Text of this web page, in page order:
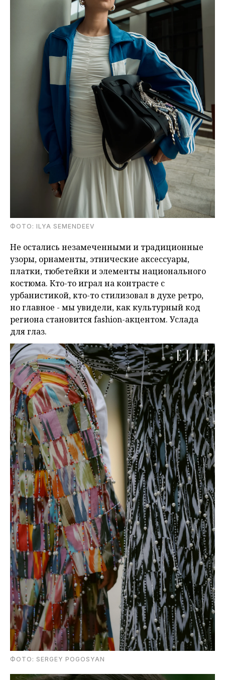
ФОТО: ILYA SEMENDEEV
Не остались незамеченными и традиционные
узоры, орнаменты, этнические аксессуары,
платки, тюбетейки и элементы национального
костюма. Кто-то играл на контрасте с
урбанистикой, кто-то стилизовал в духе ретро,
но главное - мы увидели, как культурный код
региона становится fashion-акцентом. Услада
для глаз.
ФОТО: SERGEY POGOSYAN